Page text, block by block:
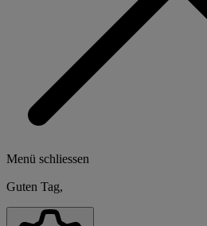
Menü schliessen
Guten Tag,